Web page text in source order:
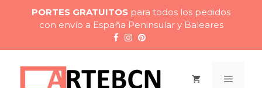
contenido
PORTES GRATUITOS para todos los pedidos
con envío a España Peninsular y Baleares
Menú